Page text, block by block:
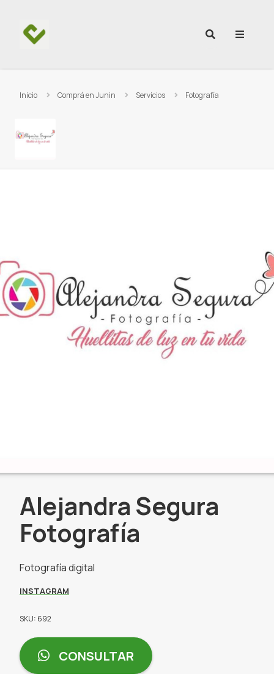
Inicio Comprá en Junin Servicios Fotografía
Alejandra Segura
Fotografía
Fotografía digital
INSTAGRAM
SKU: 692
CONSULTAR